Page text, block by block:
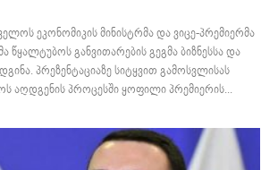
ეკონომიკის მინისტრმა და ვიცე-პრემიერმა
წყალტუბოს განვითარების გეგმა ბიზნესსა და
პრეზენტაციაზე სიტყვით გამოსვლისას
აღდგენის პროცესში ყოფილი პრემიერის...